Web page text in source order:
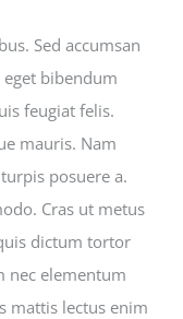
Sed accumsan
bibendum
feugiat felis.
mauris. Nam
posuere a.
Cras ut metus
dictum tortor
nec elementum
mattis lectus enim